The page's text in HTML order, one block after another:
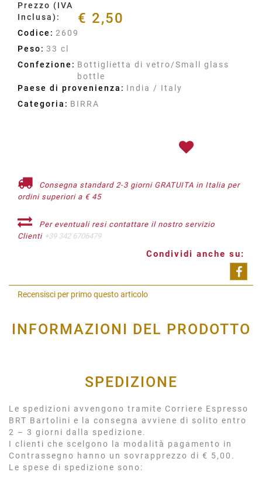
Prezzo (IVA
Inclusa):
€ 2,50
Codice: 2609
Peso: 33 cl
Confezione: Bottiglietta di vetro/Small glass
bottle
Paese di provenienza: India / Italy
Categoria: BIRRA
Consegna standard 2-3 giorni GRATUITA in Italia per
ordini superiori a € 45
Per eventuali resi contattare il nostro servizio
Clienti +39 342 6706479
Condividi anche su:
Recensisci per primo questo articolo
INFORMAZIONI DEL PRODOTTO
SPEDIZIONE
Le spedizioni avvengono tramite Corriere Espresso
BRT Bartolini e la consegna avviene di solito entro
2 – 3 giorni dalla spedizione.
I clienti che scelgono la modalità pagamento in
Contrassegno hanno un sovrapprezzo di € 5,00.
Le spese di spedizione sono: